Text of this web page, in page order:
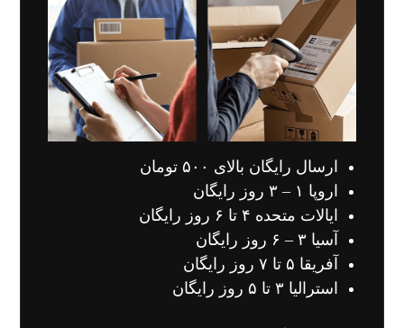
ارسال رایگان بالای ۵۰۰ تومان
اروپا ۱ – ۳ روز رایگان
ایالات متحده ۴ تا ۶ روز رایگان
آسیا ۳ – ۶ روز رایگان
آفریقا ۵ تا ۷ روز رایگان
استرالیا ۳ تا ۵ روز رایگان